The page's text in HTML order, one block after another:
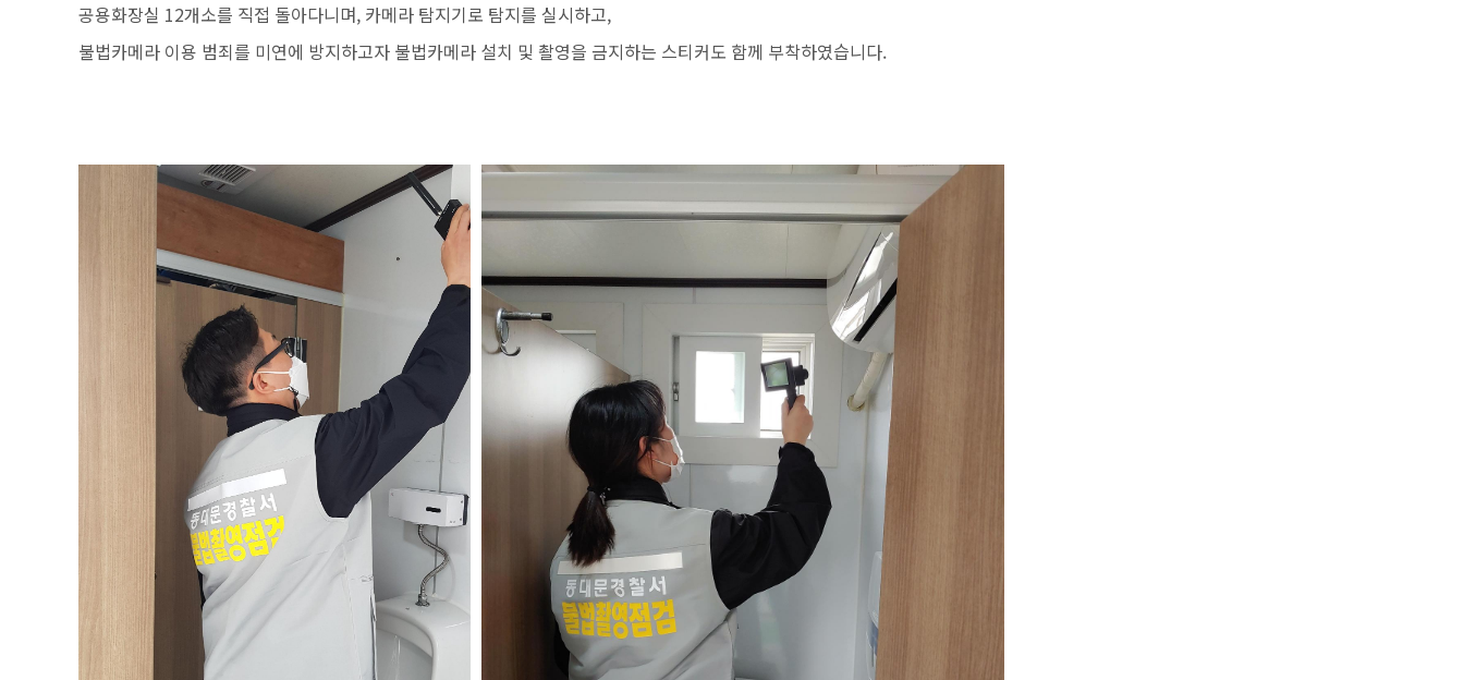
공용화장실 12개소를 직접 돌아다니며, 카메라 탐지기로 탐지를 실시하고,
불법카메라 이용 범죄를 미연에 방지하고자 불법카메라 설치 및 촬영을 금지하는 스티커도 함께 부착하였습니다.